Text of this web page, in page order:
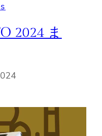
2024 ま